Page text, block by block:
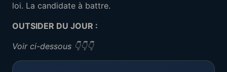
loi. La candidate à battre.
OUTSIDER DU JOUR :
Voir ci-dessous 👇👇👇